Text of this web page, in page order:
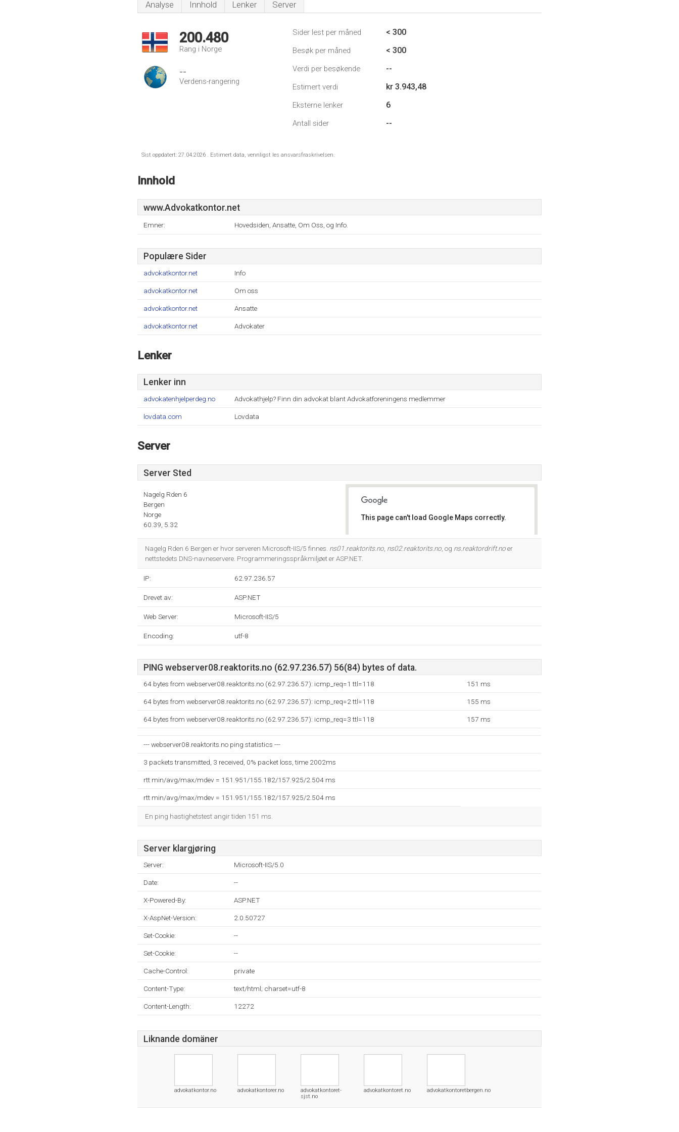
Analyse Innhold Lenker Server
200.480
Rang i Norge
--
Verdens-rangering
Sider lest per måned < 300
Besøk per måned < 300
Verdi per besøkende --
Estimert verdi kr 3.943,48
Eksterne lenker 6
Antall sider --
Sist oppdatert: 27.04.2026 . Estimert data, vennligst les ansvarsfraskrivelsen.
Innhold
www.Advokatkontor.net
Emner: Hovedsiden, Ansatte, Om Oss, og Info.
Populære Sider
advokatkontor.net Info
advokatkontor.net Om oss
advokatkontor.net Ansatte
advokatkontor.net Advokater
Lenker
Lenker inn
advokatenhjelperdeg.no Advokathjelp? Finn din advokat blant Advokatforeningens medlemmer
lovdata.com Lovdata
Server
Server Sted
Nagelg Rden 6
Bergen
Norge
60.39, 5.32
This page can't load Google Maps correctly.
OK
Nagelg Rden 6 Bergen er hvor serveren Microsoft-IIS/5 finnes. ns01.reaktorits.no ns02.reaktorits.no , og ns.reaktordrift.noer
nettstedets DNS-navneservere. Programmeringsspråkmiljøet er ASP.NET.
IP: 62.97.236.57
Drevet av: ASP.NET
Web Server: Microsoft-IIS/5
Encoding: utf-8
PING webserver08.reaktorits.no (62.97.236.57) 56(84) bytes of data.
64 bytes from webserver08.reaktorits.no (62.97.236.57): icmp_req=1 ttl=118 151 ms
64 bytes from webserver08.reaktorits.no (62.97.236.57): icmp_req=2 ttl=118 155 ms
64 bytes from webserver08.reaktorits.no (62.97.236.57): icmp_req=3 ttl=118 157 ms
--- webserver08.reaktorits.no ping statistics ---
3 packets transmitted, 3 received, 0% packet loss, time 2002ms
rtt min/avg/max/mdev = 151.951/155.182/157.925/2.504 ms
rtt min/avg/max/mdev = 151.951/155.182/157.925/2.504 ms
En ping hastighetstest angir tiden 151 ms.
Server klargjøring
Server: Microsoft-IIS/5.0
Date: --
X-Powered-By: ASP.NET
X-AspNet-Version: 2.0.50727
Set-Cookie: --
Set-Cookie: --
Cache-Control: private
Content-Type: text/html; charset=utf-8
Content-Length: 12272
Liknande domäner
advokatkontor.no advokatkontorer.no
advokatkontoret-
sjst.no
advokatkontoret.no advokatkontoretbergen.no